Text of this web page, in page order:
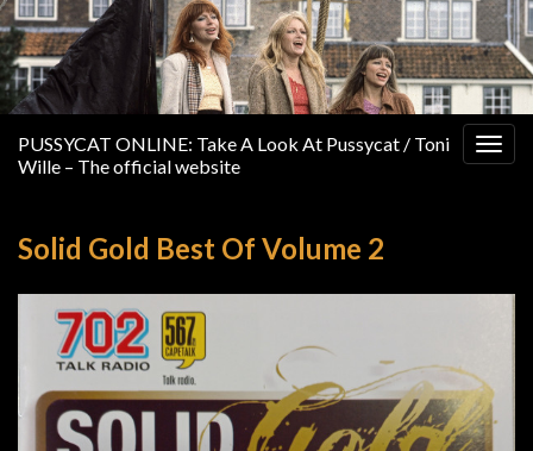
PUSSYCAT ONLINE: Take A Look At Pussycat / Toni
Wille – The official website
Solid Gold Best Of Volume 2